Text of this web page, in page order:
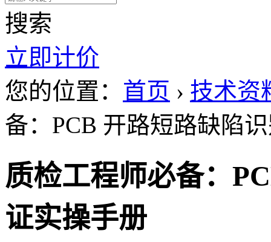
搜索
立即计价
您的位置： 首页 › 技术资
备：PCB 开路短路缺陷
质检工程师必备：
证实操手册